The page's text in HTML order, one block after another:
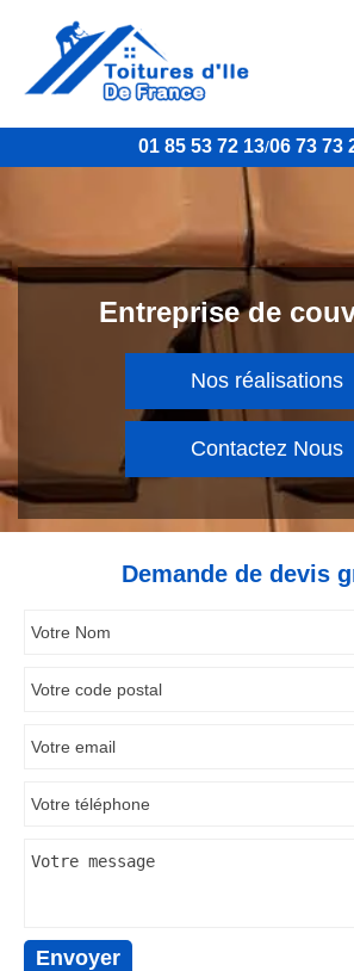
01 85 53 72 13/06 73 73
Entreprise de
Nos réalisations
Contactez Nous
Demande de devis